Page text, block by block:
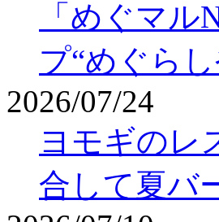
「めぐマ
プ“めぐら
2026/07/24
ヨモギのレ
合して夏バ